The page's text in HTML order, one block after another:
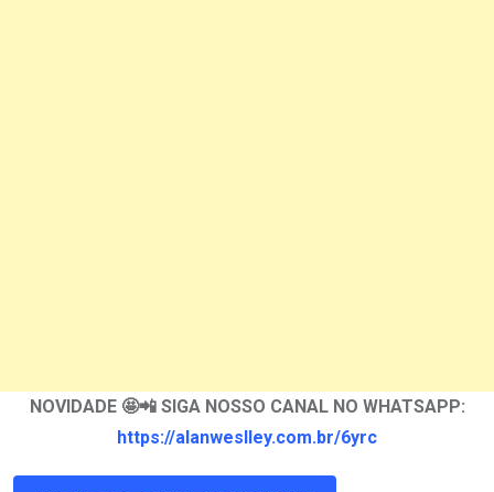
NOVIDADE 🤩📲 SIGA NOSSO CANAL NO WHATSAPP:
https://alanweslley.com.br/6yrc